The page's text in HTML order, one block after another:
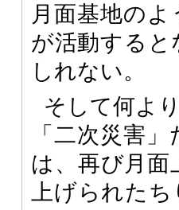
月面基地の
が活動する
しれない。
そして何よ
「二次災害
は、再び月
上げられた